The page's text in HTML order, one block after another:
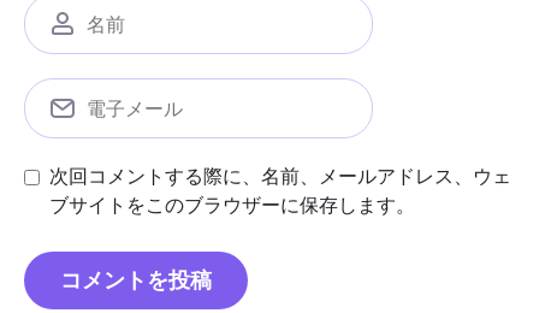
次回コメントする際に、名前、メールアドレス、ウェ
ブサイトをこのブラウザーに保存します。